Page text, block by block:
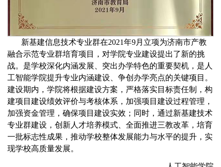
新基建信息技术专业群在2021年9月立项为济南市产教
融合示范专业群培育项目，对学院专业建设提出了新的挑
战。是学校深化内涵发展、突出办学特色的重要契机，是人
工智能学院提升专业内涵建设、争创办学亮点的关键项目。
建设期内，学院将根据建设方案，严格落实目标责任制，构
建项目建设绩效评价与考核体系，加强项目建设过程管理，
加强资金管理，确保项目建设实效；同时，通过新基建技术
专业群建设，创新人才培养模式、全面推进三教改革，培育
一批标志性成果，推动学校整体发展能力与水平的提升，实
现学校高质量发展。